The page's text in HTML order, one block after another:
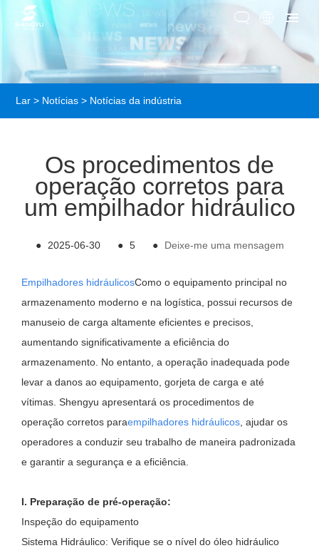
Lar > Notícias > Notícias da indústria
Os procedimentos de
operação corretos para
um empilhador hidráulico
● 2025-06-30 ● 5 ● Deixe-me uma mensagem
Empilhadores hidráulicosComo o equipamento principal no
armazenamento moderno e na logística, possui recursos de
manuseio de carga altamente eficientes e precisos,
aumentando significativamente a eficiência do
armazenamento. No entanto, a operação inadequada pode
levar a danos ao equipamento, gorjeta de carga e até
vítimas. Shengyu apresentará os procedimentos de
operação corretos paraempilhadores hidráulicos , ajudar os
operadores a conduzir seu trabalho de maneira padronizada
e garantir a segurança e a eficiência.
I. Preparação de pré-operação:
Inspeção do equipamento
Sistema Hidráulico: Verifique se o nível do óleo hidráulico